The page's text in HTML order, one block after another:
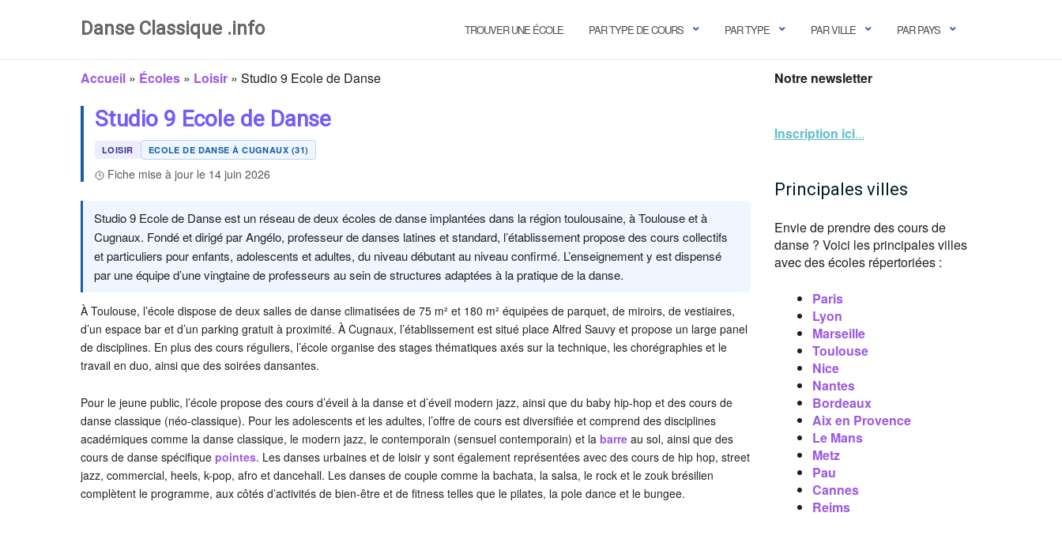
Danse Classique .info TROUVER UNE ÉCOLE PAR TYPE DE COURS PAR TYPE PAR VILLE PAR PAYS
Accueil » Écoles » Loisir » Studio 9 Ecole de Danse
Studio 9 Ecole de Danse
LOISIR ECOLE DE DANSE À CUGNAUX (31)
Fiche mise à jour le 14 juin 2026
Studio 9 Ecole de Danse est un réseau de deux écoles de danse implantées dans la région toulousaine, à Toulouse et à
Cugnaux. Fondé et dirigé par Angélo, professeur de danses latines et standard, l’établissement propose des cours collectifs
et particuliers pour enfants, adolescents et adultes, du niveau débutant au niveau confirmé. L’enseignement y est dispensé
par une équipe d’une vingtaine de professeurs au sein de structures adaptées à la pratique de la danse.
À Toulouse, l’école dispose de deux salles de danse climatisées de 75 m² et 180 m² équipées de parquet, de miroirs, de vestiaires,
d’un espace bar et d’un parking gratuit à proximité. À Cugnaux, l’établissement est situé place Alfred Sauvy et propose un large panel
de disciplines. En plus des cours réguliers, l’école organise des stages thématiques axés sur la technique, les chorégraphies et le
travail en duo, ainsi que des soirées dansantes.
Pour le jeune public, l’école propose des cours d’éveil à la danse et d’éveil modern jazz, ainsi que du baby hip-hop et des cours de
danse classique (néo-classique). Pour les adolescents et les adultes, l’offre de cours est diversifiée et comprend des disciplines
académiques comme la danse classique, le modern jazz, le contemporain (sensuel contemporain) et la barre au sol, ainsi que des
cours de danse spécifique pointes. Les danses urbaines et de loisir y sont également représentées avec des cours de hip hop, street
jazz, commercial, heels, k-pop, afro et dancehall. Les danses de couple comme la bachata, la salsa, le rock et le zouk brésilien
complètent le programme, aux côtés d’activités de bien-être et de fitness telles que le pilates, la pole dance et le bungee.
Notre newsletter
Inscription ici...
Principales villes
Envie de prendre des cours de
danse ? Voici les principales villes
avec des écoles répertoriées :
Paris
Lyon
Marseille
Toulouse
Nice
Nantes
Bordeaux
Aix en Provence
Le Mans
Metz
Pau
Cannes
Reims